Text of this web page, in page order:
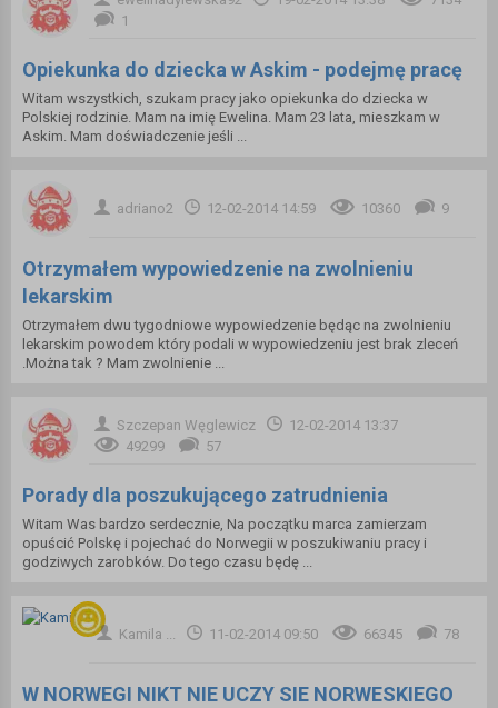
1
Opiekunka do dziecka w Askim - podejmę pracę
Witam wszystkich, szukam pracy jako opiekunka do dziecka w
Polskiej rodzinie. Mam na imię Ewelina. Mam 23 lata, mieszkam w
Askim. Mam doświadczenie jeśli ...
adriano2 12-02-2014 14:59 10360 9
Otrzymałem wypowiedzenie na zwolnieniu
lekarskim
Otrzymałem dwu tygodniowe wypowiedzenie będąc na zwolnieniu
lekarskim powodem który podali w wypowiedzeniu jest brak zleceń
.Można tak ? Mam zwolnienie ...
Szczepan Węglewicz
12-02-2014 13:37
49299
57
Porady dla poszukującego zatrudnienia
Witam Was bardzo serdecznie, Na początku marca zamierzam
opuścić Polskę i pojechać do Norwegii w poszukiwaniu pracy i
godziwych zarobków. Do tego czasu będę ...
Kamila ... 11-02-2014 09:50 66345 78
W NORWEGI NIKT NIE UCZY SIE NORWESKIEGO